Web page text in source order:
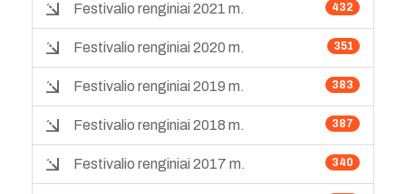
432
Festivalio renginiai 2021 m.
351
Festivalio renginiai 2020 m.
383
Festivalio renginiai 2019 m.
387
Festivalio renginiai 2018 m.
340
Festivalio renginiai 2017 m.